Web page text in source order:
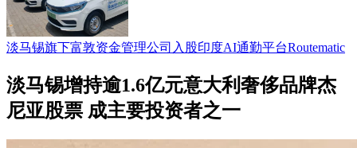
淡马锡旗下富敦资金管理公司入股印度AI通勤平台Routematic
淡马锡增持逾1.6亿元意大利奢侈品牌杰
尼亚股票 成主要投资者之一